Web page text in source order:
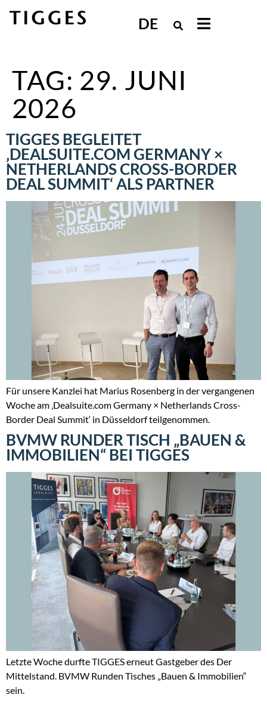
DE
TAG: 29. JUNI
2026
TIGGES BEGLEITET
‚DEALSUITE.COM GERMANY ×
NETHERLANDS CROSS-BORDER
DEAL SUMMIT‘ ALS PARTNER
Für unsere Kanzlei hat Marius Rosenberg in der vergangenen
Woche am ‚Dealsuite.com Germany × Netherlands Cross-
Border Deal Summit‘ in Düsseldorf teilgenommen.
BVMW RUNDER TISCH „BAUEN &
IMMOBILIEN“ BEI TIGGES
Letzte Woche durfte TIGGES erneut Gastgeber des Der
Mittelstand. BVMW Runden Tisches „Bauen & Immobilien“
sein.